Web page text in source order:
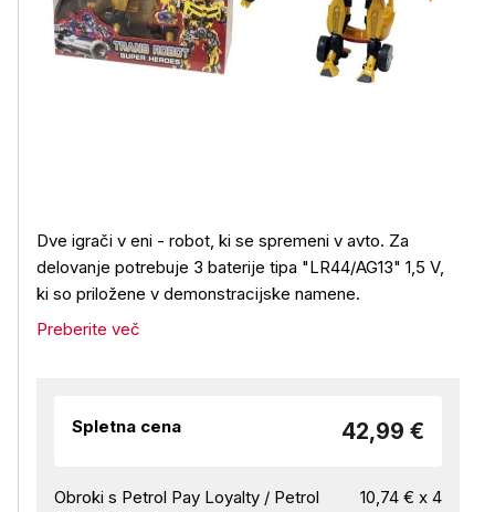
Dve igrači v eni - robot, ki se spremeni v avto. Za
delovanje potrebuje 3 baterije tipa "LR44/AG13" 1,5 V,
ki so priložene v demonstracijske namene.
Preberite več
Spletna cena 42,99 €
Obroki s Petrol Pay Loyalty / Petrol
10,74 € x 4